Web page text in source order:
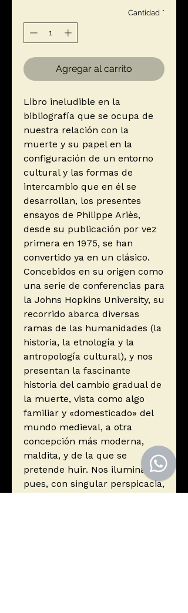
Cantidad *
Agregar al carrito
Libro ineludible en la
bibliografía que se ocupa de
nuestra relación con la
muerte y su papel en la
configuración de un entorno
cultural y las formas de
intercambio que en él se
desarrollan, los presentes
ensayos de Philippe Ariès,
desde su publicación por vez
primera en 1975, se han
convertido ya en un clásico.
Concebidos en su origen como
una serie de conferencias para
la Johns Hopkins University, su
recorrido abarca diversas
ramas de las humanidades (la
historia, la etnología y la
antropología cultural), y nos
presentan la fascinante
historia del cambio gradual de
la muerte, vista como algo
familiar y «domesticado» del
mundo medieval, a otra
concepción más moderna,
maldita, y de la que se
pretende huir. Nos ilumina,
pues, con singular perspicacia,